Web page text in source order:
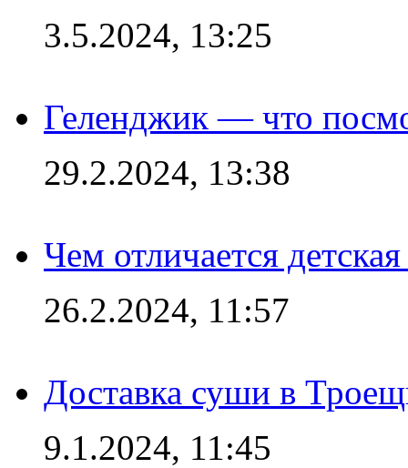
3.5.2024, 13:25
Геленджик — что
29.2.2024, 13:38
Чем отличается
26.2.2024, 11:57
Доставка суши в
9.1.2024, 11:45